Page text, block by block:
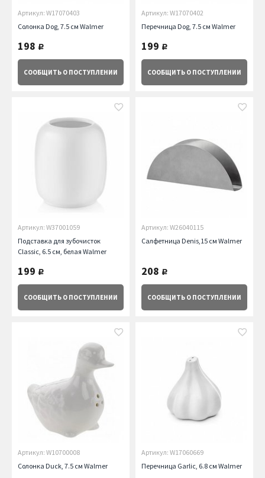
Артикул: W17070403
Солонка Dog, 7.5 см Walmer
198 руб.
СООБЩИТЬ О ПОСТУПЛЕНИИ
Артикул: W17070402
Перечница Dog, 7.5 см Walmer
199 руб.
СООБЩИТЬ О ПОСТУПЛЕНИИ
Артикул: W37001059
Подставка для зубочисток
Classic, 6.5 см, белая Walmer
199 руб.
СООБЩИТЬ О ПОСТУПЛЕНИИ
Артикул: W26040115
Салфетница Denis,15 см Walmer
208 руб.
СООБЩИТЬ О ПОСТУПЛЕНИИ
Артикул: W10700008
Солонка Duck, 7.5 см Walmer
Артикул: W17060669
Перечница Garlic, 6.8 см Walmer